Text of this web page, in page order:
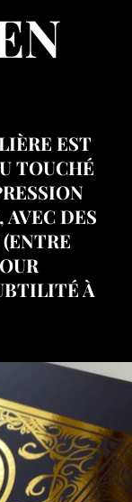
EST
TOUCHÉ
AVEC DES
À